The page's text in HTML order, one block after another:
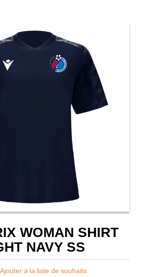
WOMAN SHIRT
NAVY SS
Ajouter à la liste de souhaits